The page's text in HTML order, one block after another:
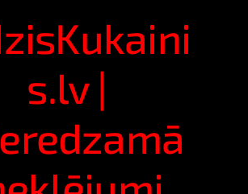
s.lv |